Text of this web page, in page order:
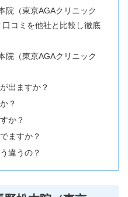
院（東京AGAクリニック
コミを他社と比較し徹底
院（東京AGAクリニック
出ますか？
？
か？
ますか？
違うの？